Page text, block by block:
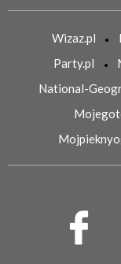
Wizaz.pl
Party.pl
National-